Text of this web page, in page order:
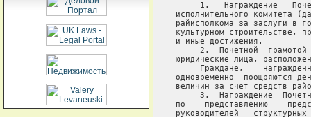
1.   Награждение
исполнительного комитета
райисполкома за заслуги в
культурном строительстве,
и иные достижения.
2.  Почетной
юридические лица,
Граждане,
одновременно  поощряются
величин за счет средств
3.  Награждение
по    представлению
руководителей